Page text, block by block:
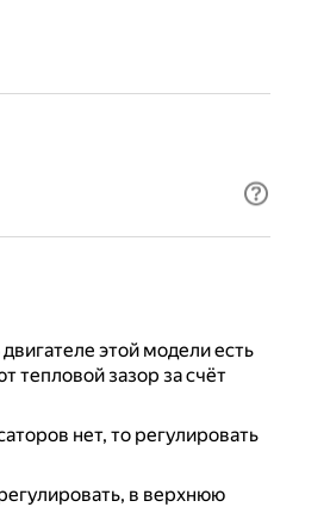
двигателе этой модели есть
тепловой зазор за счёт
нет, то регулировать
в верхнюю